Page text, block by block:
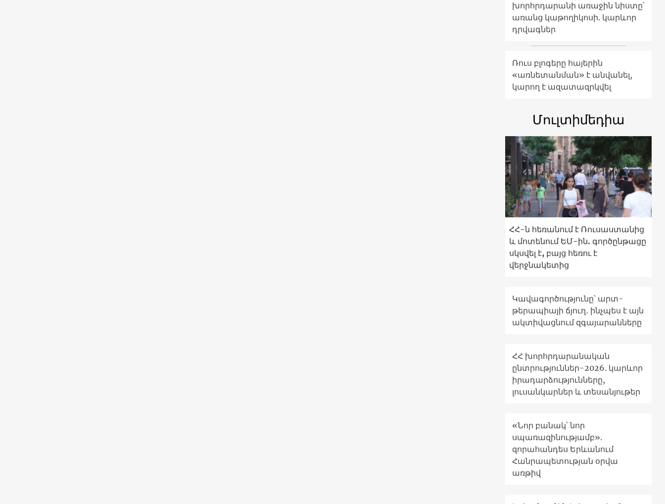
խորհրդարանի առաջին նիստը՝
առանց կաթողիկոսի. կարևոր
դրվագներ
Ռուս բլոգերը հայերին
«առնետանման» է անվանել,
կարող է ազատազրկվել
Մուլտիմեդիա
ՀՀ-ն հեռանում է Ռուսաստանից
և մոտենում ԵՄ-ին. գործընթացը
սկսվել է, բայց հեռու է
վերջնակետից
Կավագործությունը՝ արտ-
թերապիայի ճյուղ․ ինչպես է այն
ակտիվացնում զգայարանները
ՀՀ խորհրդարանական
ընտրություններ-2026. կարևոր
իրադարձությունները,
լուսանկարներ և տեսանյութեր
«Նոր բանակ՝ նոր
սպառազինությամբ».
զորահանդես Երևանում
Հանրապետության օրվա
առթիվ